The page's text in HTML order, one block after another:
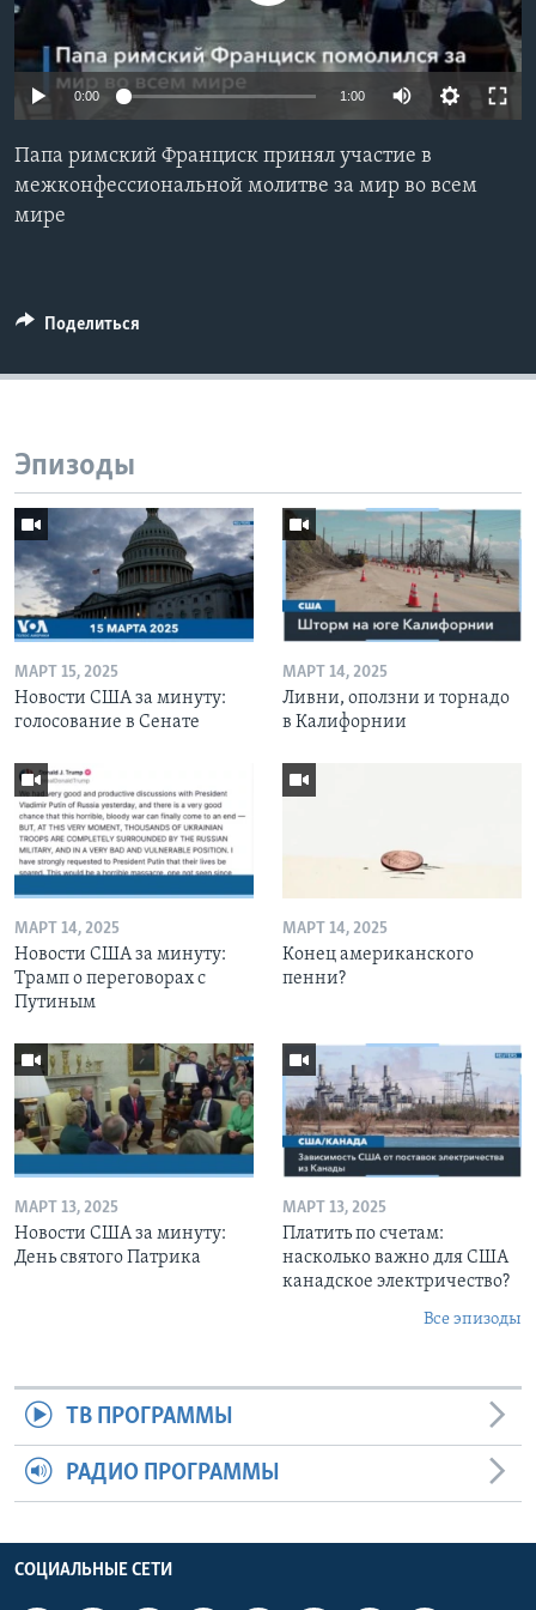
Learning English
СОЦИАЛЬНЫЕ СЕТИ
Языки
0:00 1:00
Папа римский Франциск принял участие в
межконфессиональной молитве за мир во всем
мире
Поделиться
Эпизоды
МАРТ 15, 2025
Новости США за минуту:
голосование в Сенате
МАРТ 14, 2025
Ливни, оползни и торнадо
в Калифорнии
МАРТ 14, 2025
Новости США за минуту:
Трамп о переговорах с
Путиным
МАРТ 14, 2025
Конец американского
пенни?
МАРТ 13, 2025
Новости США за минуту:
День святого Патрика
МАРТ 13, 2025
Платить по счетам:
насколько важно для США
канадское электричество?
Все эпизоды
ТВ ПРОГРАММЫ
РАДИО ПРОГРАММЫ
СОЦИАЛЬНЫЕ СЕТИ